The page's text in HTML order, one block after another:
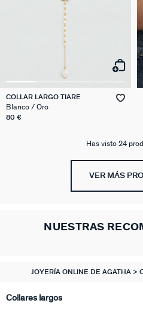
COLLAR LARGO TIARE
Blanco / Oro
80 €
Has visto 24
VER MÁS
NUESTRAS
JOYERÍA ONLINE DE AGATHA
Collares largos